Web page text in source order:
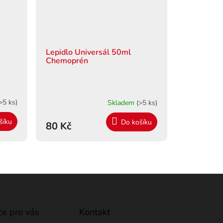
ks)
Lepidlo Universál 50ml
Chemoprén
Skladem (>5 ks)
80 Kč Do košíku
pro vás Kontakt